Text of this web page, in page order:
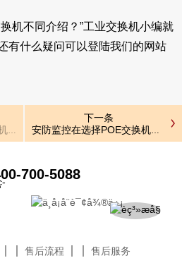
机不同介绍？”工业交换机小编就
有什么疑问可以登陆我们的网站
细节
下一条
安防监控在选择POE交换机细节
700-5088
售后流程 售后服务